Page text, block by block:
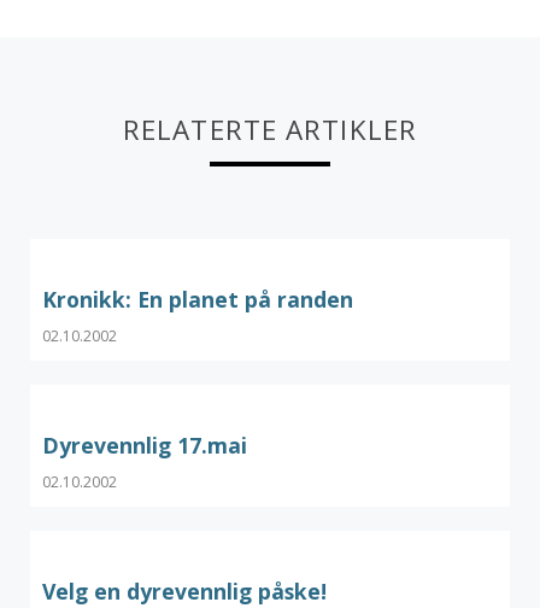
RELATERTE ARTIKLER
Kronikk: En planet på randen
02.10.2002
Dyrevennlig 17.mai
02.10.2002
Velg en dyrevennlig påske!